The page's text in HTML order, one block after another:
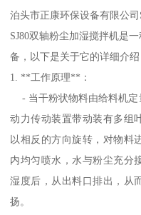
泊头市正康环保设备有限公
SJ80双轴粉尘加湿搅拌机是
备，以下是关于它的详细介绍
1. **工作原理**：
- 当干粉状物料由给料机定
动力传动装置带动装有多组
以相反的方向旋转，对物料
内均匀喷水，水与粉尘充分
湿度后，从出料口排出，从
扬。